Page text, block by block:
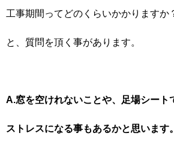
工事期間ってどのくらいかかりますか
と、質問を頂く事があります。
A.窓を空けれないことや、足場シート
ストレスになる事もあるかと思います。